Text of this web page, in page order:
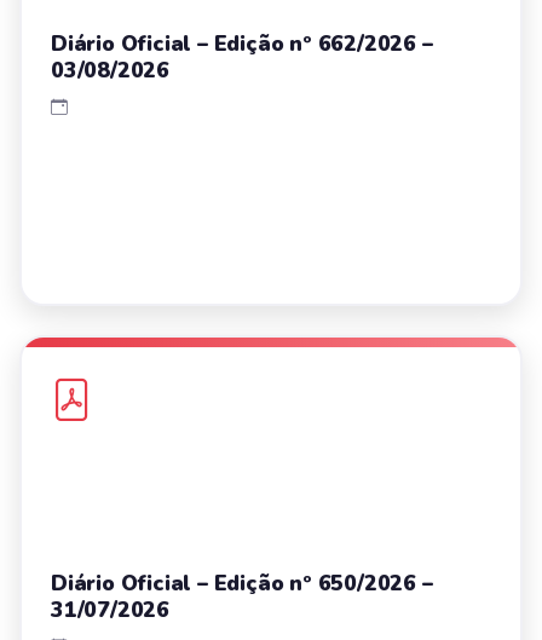
Diário Oficial – Edição nº 662/2026 –
03/08/2026
Diário Oficial – Edição nº 650/2026 –
31/07/2026